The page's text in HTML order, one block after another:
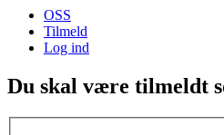
OSS
Tilmeld
Log ind
Du skal være tilmeldt